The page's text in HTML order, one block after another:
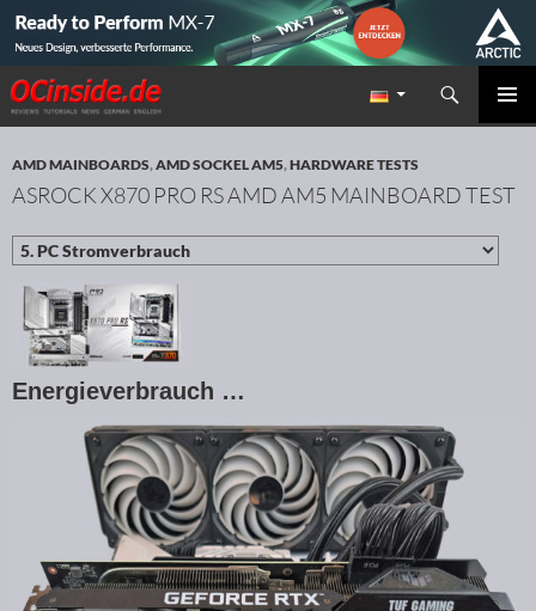
Redaktion ocinside.de PC Hardware Portal
Suchen
ZUM INHALT SPRINGEN
AMD MAINBOARDS,AMD SOCKEL AM5,HARDWARE TESTS
ASROCK X870 PRO RS AMD AM5 MAINBOARD TEST
Energieverbrauch …